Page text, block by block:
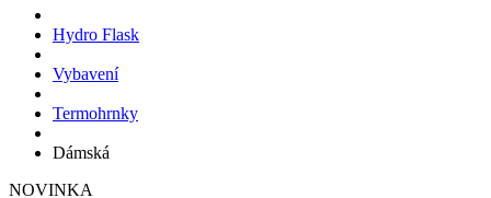
Hydro Flask
Vybavení
Termohrnky
Dámská
NOVINKA